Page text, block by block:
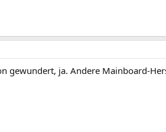
gewundert, ja. Andere Mainboard-